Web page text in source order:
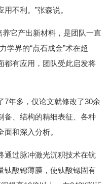
不利。”张森说。
养它产出新材料，是团队一直
学界的“点石成金”术在超
都有应用，团队受此启发将
7年多，仅论文就修改了30余
备、结构的精细表征、各种
和深入分析。
通过脉冲激光沉积技术在钪
钛酸锶薄膜，使钛酸锶固有